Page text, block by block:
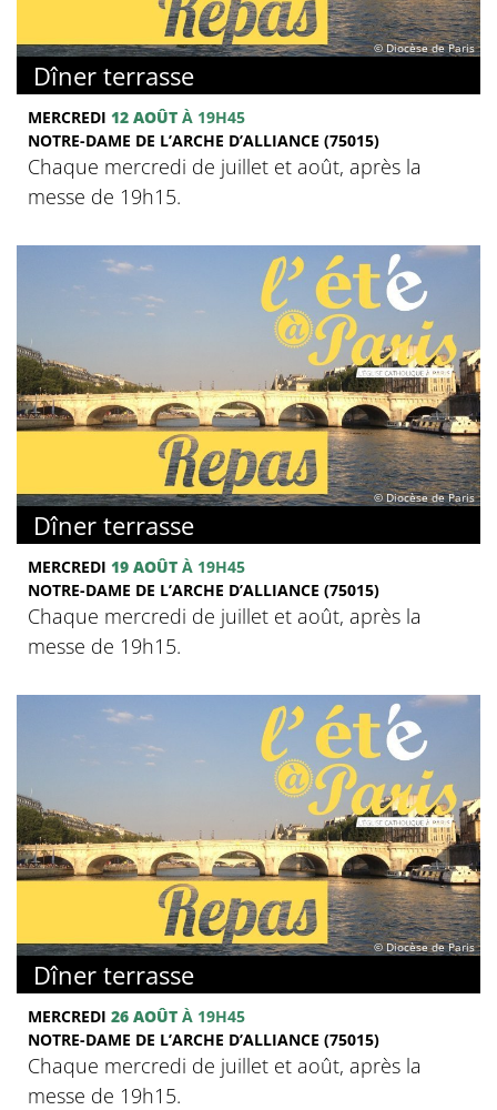
© Diocèse de Paris
Dîner terrasse
MERCREDI 12 AOÛT À 19H45
NOTRE-DAME DE L’ARCHE D’ALLIANCE (75015)
Chaque mercredi de juillet et août, après la
messe de 19h15.
© Diocèse de Paris
Dîner terrasse
MERCREDI 19 AOÛT À 19H45
NOTRE-DAME DE L’ARCHE D’ALLIANCE (75015)
Chaque mercredi de juillet et août, après la
messe de 19h15.
© Diocèse de Paris
Dîner terrasse
MERCREDI 26 AOÛT À 19H45
NOTRE-DAME DE L’ARCHE D’ALLIANCE (75015)
Chaque mercredi de juillet et août, après la
messe de 19h15.